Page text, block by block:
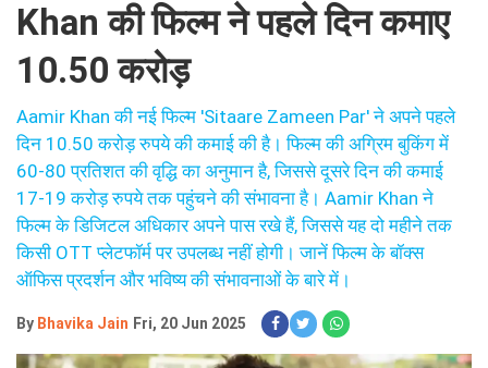
Khan की फिल्म ने पहले दिन कमाए
10.50 करोड़
Aamir Khan की नई फिल्म 'Sitaare Zameen Par' ने अपने पहले
दिन 10.50 करोड़ रुपये की कमाई की है। फिल्म की अग्रिम बुकिंग में
60-80 प्रतिशत की वृद्धि का अनुमान है, जिससे दूसरे दिन की कमाई
17-19 करोड़ रुपये तक पहुंचने की संभावना है। Aamir Khan ने
फिल्म के डिजिटल अधिकार अपने पास रखे हैं, जिससे यह दो महीने तक
किसी OTT प्लेटफॉर्म पर उपलब्ध नहीं होगी। जानें फिल्म के बॉक्स
ऑफिस प्रदर्शन और भविष्य की संभावनाओं के बारे में।
By Bhavika Jain Fri, 20 Jun 2025